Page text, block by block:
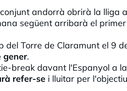
andorrà obrirà la lliga
següent arribarà el
Torre de Claramunt el 9
gener.
-break davant l'Espanyol a
refer-se i lluitar per